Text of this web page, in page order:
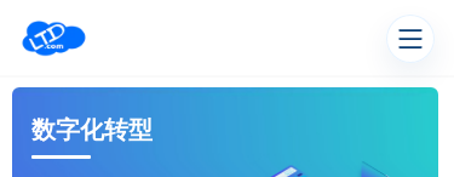
数字化转型